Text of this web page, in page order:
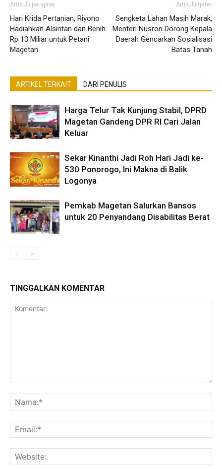
Artikulli paraprak
Hari Krida Pertanian, Riyono
Hadiahkan Alsintan dan Benih
Rp 13 Miliar untuk Petani
Magetan
Artikulli tjetër
Sengketa Lahan Masih Marak,
Menteri Nusron Dorong Kepala
Daerah Gencarkan Sosialisasi
Batas Tanah
ARTIKEL TERKAIT DARI PENULIS
Harga Telur Tak Kunjung Stabil, DPRD
Magetan Gandeng DPR RI Cari Jalan
Keluar
Sekar Kinanthi Jadi Roh Hari Jadi ke-
530 Ponorogo, Ini Makna di Balik
Logonya
Pemkab Magetan Salurkan Bansos
untuk 20 Penyandang Disabilitas Berat
TINGGALKAN KOMENTAR